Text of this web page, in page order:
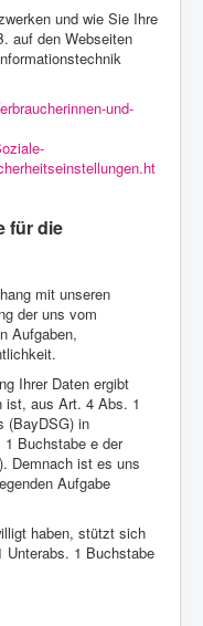
und wie Sie Ihre
auf den Webseiten
und-
für die
mit unseren
der uns vom
Aufgaben,
Ihrer Daten ergibt
ist, aus Art. 4 Abs. 1
(BayDSG) in
Buchstabe e der
Demnach ist es uns
Aufgabe
haben, stützt sich
Unterabs. 1 Buchstabe